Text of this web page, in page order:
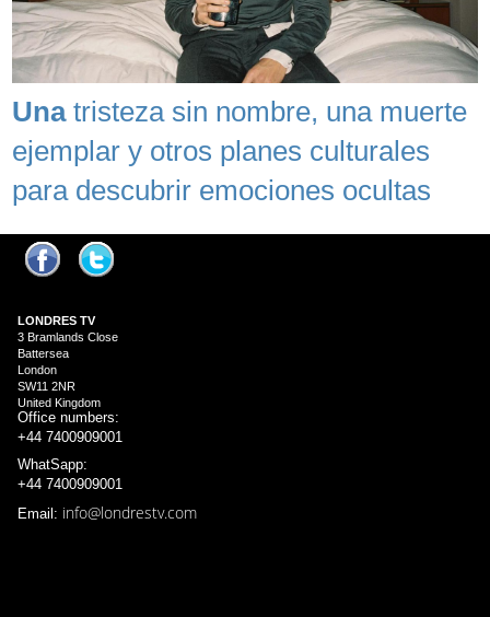
Unatristeza sin nombre, una muerte
ejemplar y otros planes culturales
para descubrir emociones ocultas
LONDRES TV
3 Bramlands Close
Battersea
London
SW11 2NR
United Kingdom
Office numbers:
+44 7400909001
WhatSapp:
+44 7400909001
Email: info@londrestv.com